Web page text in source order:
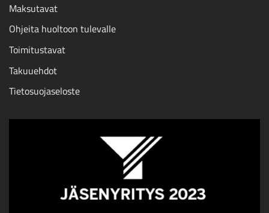
Maksutavat
Ohjeita huoltoon tulevalle
Toimitustavat
Takuuehdot
Tietosuojaseloste